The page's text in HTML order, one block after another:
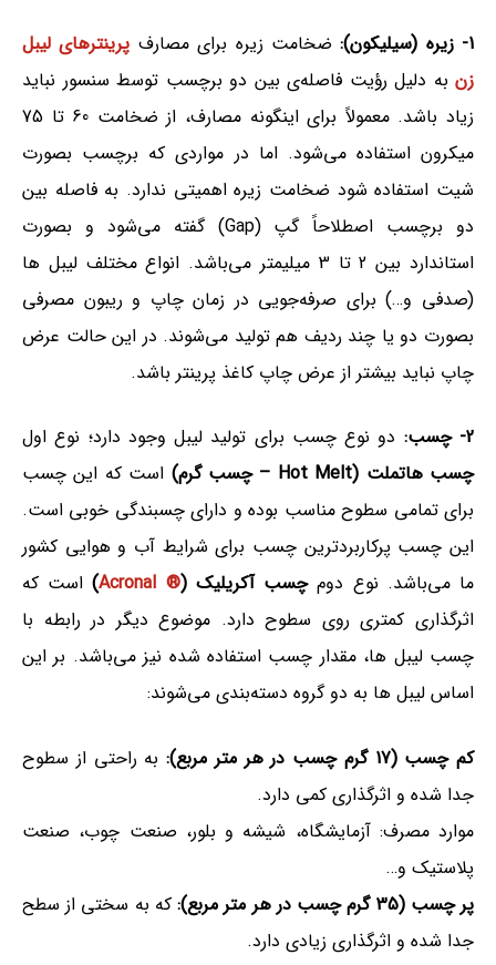
1- زیره (سیلیکون): ضخامت زیره برای مصارف پرینترهای لیبل
زن به دلیل رؤیت فاصله‌ی بین دو برچسب توسط سنسور نباید
زیاد باشد. معمولاً برای اینگونه مصارف، از ضخامت 60 تا 75
میکرون استفاده می‌شود. اما در مواردی که برچسب بصورت
شیت استفاده شود ضخامت زیره اهمیتی ندارد. به فاصله بین
دو برچسب اصطلاحاً گپ (Gap) گفته می‌شود و بصورت
استاندارد بین 2 تا 3 میلیمتر می‌باشد. انواع مختلف لیبل ها
(صدفی و…) برای صرفه‌جویی در زمان چاپ و ریبون مصرفی
بصورت دو یا چند ردیف هم تولید می‌شوند. در این حالت عرض
چاپ نباید بیشتر از عرض چاپ کاغذ پرینتر باشد.
2- چسب:
دو نوع چسب برای تولید لیبل وجود دارد؛ نوع اول
چسب هاتملت (Hot Melt – چسب گرم)
است که این چسب
برای تمامی سطوح مناسب بوده و دارای چسبندگی خوبی است.
این چسب پرکاربردترین چسب برای شرایط آب و هوایی کشور
ما می‌باشد. نوع دومچسب آکریلیک (® Acronal
)است که
اثرگذاری کمتری روی سطوح دارد. موضوع دیگر در رابطه با
چسب لیبل ها، مقدار چسب استفاده شده نیز می‌باشد. بر این
اساس لیبل ها به دو گروه دسته‌بندی می‌شوند:
کم چسب (17 گرم چسب در هر متر مربع):
به راحتی از سطوح
جدا شده و اثرگذاری کمی دارد.
موارد مصرف: آزمایشگاه، شیشه و بلور، صنعت چوب، صنعت
پلاستیک و…
پر چسب (35 گرم چسب در هر متر مربع):
که به سختی از سطح
جدا شده و اثرگذاری زیادی دارد.